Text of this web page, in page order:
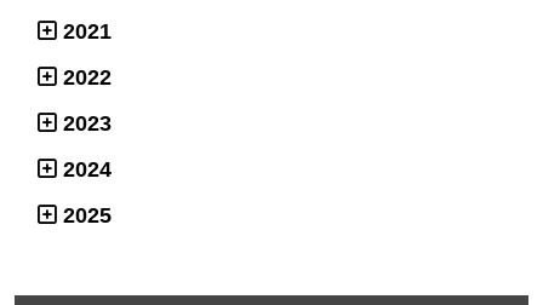
2021
2022
2023
2024
2025